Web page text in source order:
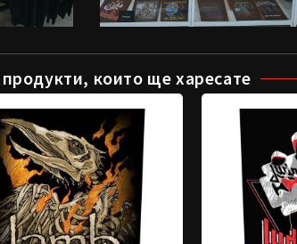
които ще харесате